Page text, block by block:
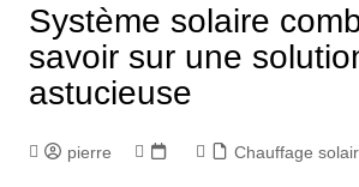
Système solaire
savoir sur une
astucieuse
pierre Chauffage